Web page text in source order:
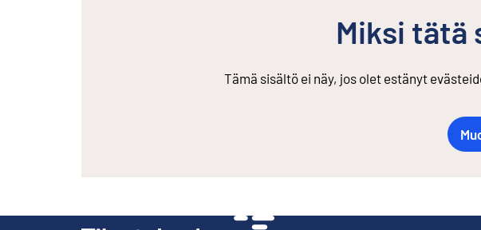
Miksi tätä
Tämä sisältö ei näy, jos olet estänyt